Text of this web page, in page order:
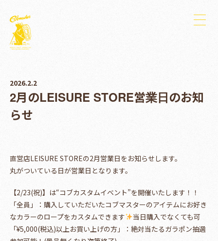
2026.2.2
2月のLEISURE STORE営業日のお知
らせ
直営店LEISURE STOREの2月営業日をお知らせします。
丸がついている日が営業日となります。
【2/23(祝)】は“コブカスタムイベント”を開催いたします！！
「全員」：購入していただいたコブマスターのアイテムにお好き
なカラーのロープをカスタムできます
当日購入でなくても可
「¥5,000(税込)以上お買い上げの方」：絶対当たるガラポン抽選